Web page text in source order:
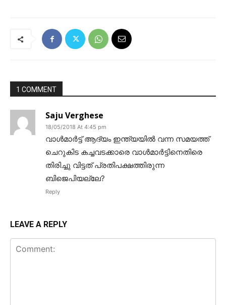
1 COMMENT
Saju Verghese
18/05/2018 At 4:45 pm
വാൾമാർട്ട് ആദ്യം ഇന്ത്യയിൽ വന്ന സമയത്ത്
ചെറുകിട കച്ചവടക്കാരെ വാൾമാർട്ടിനെതിരെ
തിരിച്ചു വിട്ടത് പ്രതിപക്ഷത്തിരുന്ന
ബിജെപിയല്ലേ?
Reply
LEAVE A REPLY